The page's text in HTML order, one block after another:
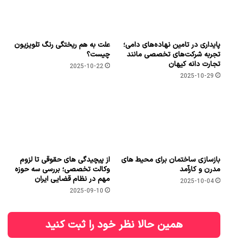
پایداری در تامین نهاده‌های دامی؛
تجربه شرکت‌های تخصصی مانند
تجارت دانه کیهان
2025-10-29
علت به ‌هم ‌ریختگی رنگ تلویزیون
چیست؟
2025-10-22
بازسازی ساختمان برای محیط های
مدرن و کارآمد
2025-10-04
از پیچیدگی های حقوقی تا لزوم
وکالت تخصصی؛ بررسی سه حوزه
مهم در نظام قضایی ایران
2025-09-10
همین حالا نظر خود را ثبت کنید